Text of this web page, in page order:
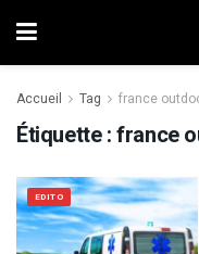
Accueil Tag france
Étiquette :france
EDITO